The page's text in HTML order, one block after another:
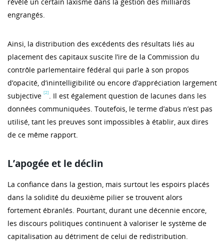
engrangés.
Ainsi, la distribution des excédents des résultats liés au
placement des capitaux suscite l’ire de la Commission du
contrôle parlementaire fédéral qui parle à son propos
d’opacité, d’inintelligibilité ou encore d’appréciation largement
subjective [2] . Il est également question de lacunes dans les
données communiquées. Toutefois, le terme d’abus n’est pas
utilisé, tant les preuves sont impossibles à établir, aux dires
de ce même rapport.
L’apogée et le déclin
La confiance dans la gestion, mais surtout les espoirs placés
dans la solidité du deuxième pilier se trouvent alors
fortement ébranlés. Pourtant, durant une décennie encore,
les discours politiques continuent à valoriser le système de
capitalisation au détriment de celui de redistribution.